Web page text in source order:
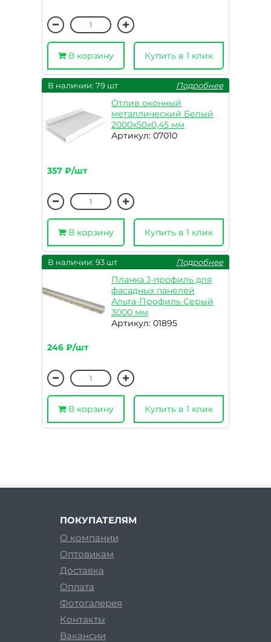
В корзину Купить в 1 клик
В наличии: 79 шт Подробнее
Отлив оконный
металлический Белый
2000х50х0,45 мм
Артикул: 07010
357 ₽/шт
В корзину Купить в 1 клик
В наличии: 93 шт Подробнее
Планка J-профиль для
фасадных панелей
Альта-Профиль Серый
3000 мм
Артикул: 01895
246 ₽/шт
В корзину Купить в 1 клик
ПОКУПАТЕЛЯМ
О компании
Оптовикам
Доставка
Оплата
Фотогалерея
Контакты
Вакансии